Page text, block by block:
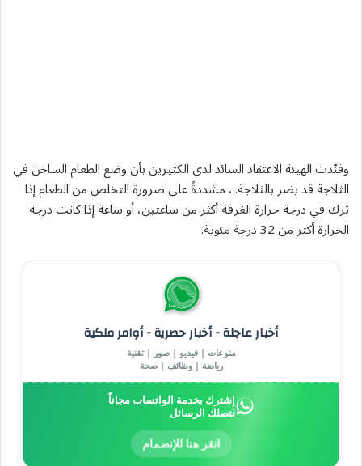
وفنّدت الهيئة الاعتقاد السائد لدى الكثيرين بأن وضع الطعام الساخن في
الثلاجة قد يضر بالثلاجة..، مشددةً على ضرورة التخلص من الطعام إذا
ترك في درجة حرارة الغرفة أكثر من ساعتين، أو ساعة إذا كانت درجة
الحرارة أكثر من 32 درجة مئوية.
أخبار عاجلة - أخبار حصرية - أوامر ملكية
منوعات | فيديو | صور | تقنية
رياضة | وظائف | صحة
إشترك بخدمة الواتساب مجاناً
لتصلك الرسائل
انقر هنا للإنضمام